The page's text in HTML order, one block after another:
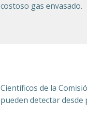
costoso gas envasado.
Científicos de la
pueden detectar desde